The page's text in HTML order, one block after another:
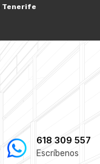
Tenerife
618 309 557
Escríbenos